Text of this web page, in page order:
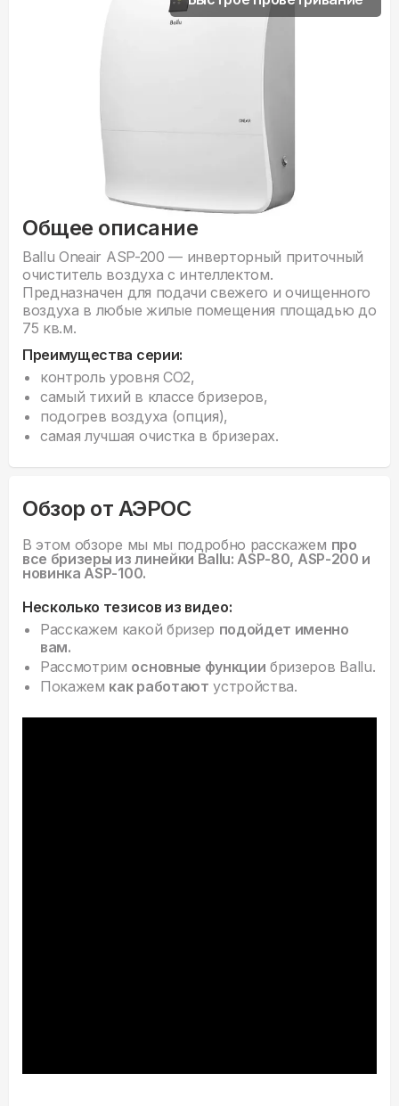
Общее описание
Ballu Oneair ASP-200 — инверторный приточный
очиститель воздуха с интеллектом.
Предназначен для подачи свежего и очищенного
воздуха в любые жилые помещения площадью до
75 кв.м.
Преимущества серии:
контроль уровня СО2,
самый тихий в классе бризеров,
подогрев воздуха (опция),
самая лучшая очистка в бризерах.
Обзор от АЭРОС
В этом обзоре мы мы подробно расскажем про
все бризеры из линейки Ballu: ASP-80, ASP-200 и
новинка ASP-100.
Несколько тезисов из видео:
Расскажем какой бризер подойдет именно
вам.
Рассмотрим основные функции бризеров Ballu.
Покажем как работают устройства.